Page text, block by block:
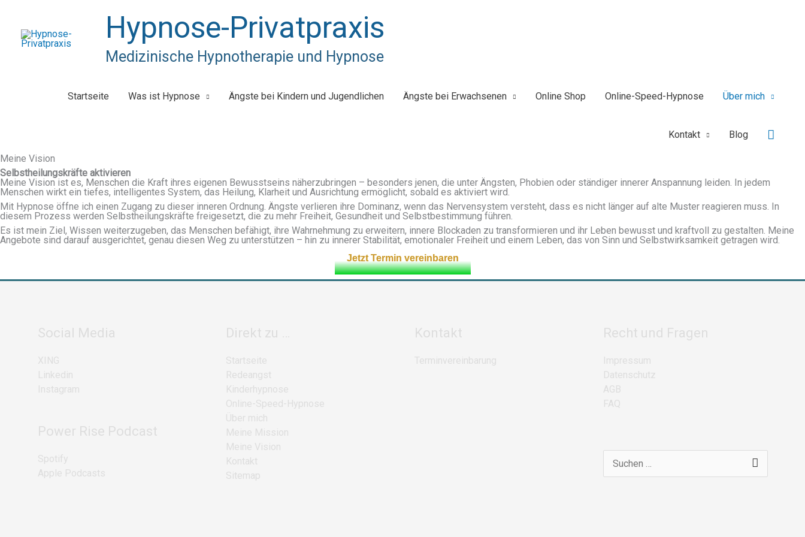
Hypnose-Privatpraxis
Medizinische Hypnotherapie und Hypnose
Startseite Was ist Hypnose Ängste bei Kindern und Jugendlichen Ängste bei Erwachsenen Online Shop Online-Speed-Hypnose Über mich
Kontakt Blog
Meine Vision
Selbstheilungskräfte aktivieren
Meine Vision ist es, Menschen die Kraft ihres eigenen Bewusstseins näherzubringen – besonders jenen, die unter Ängsten, Phobien oder ständiger innerer Anspannung leiden. In jedem
Menschen wirkt ein tiefes, intelligentes System, das Heilung, Klarheit und Ausrichtung ermöglicht, sobald es aktiviert wird.
Mit Hypnose öffne ich einen Zugang zu dieser inneren Ordnung. Ängste verlieren ihre Dominanz, wenn das Nervensystem versteht, dass es nicht länger auf alte Muster reagieren muss. In
diesem Prozess werden Selbstheilungskräfte freigesetzt, die zu mehr Freiheit, Gesundheit und Selbstbestimmung führen.
Es ist mein Ziel, Wissen weiterzugeben, das Menschen befähigt, ihre Wahrnehmung zu erweitern, innere Blockaden zu transformieren und ihr Leben bewusst und kraftvoll zu gestalten. Meine
Angebote sind darauf ausgerichtet, genau diesen Weg zu unterstützen – hin zu innerer Stabilität, emotionaler Freiheit und einem Leben, das von Sinn und Selbstwirksamkeit getragen wird.
Jetzt Termin vereinbaren
Social Media
XING
Linkedin
Instagram
Power Rise Podcast
Spotify
Apple Podcasts
Direkt zu …
Startseite
Redeangst
Kinderhypnose
Online-Speed-Hypnose
Über mich
Meine Mission
Meine Vision
Kontakt
Sitemap
Kontakt
Terminvereinbarung
Recht und Fragen
Impressum
Datenschutz
AGB
FAQ
Suchen